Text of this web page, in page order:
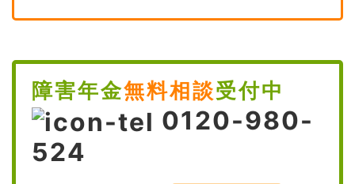
障害年金無料相談受付中
0120-980-
524